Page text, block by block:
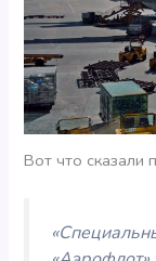
Вот что сказали